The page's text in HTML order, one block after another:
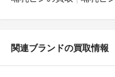
関連ブランドの買取情報